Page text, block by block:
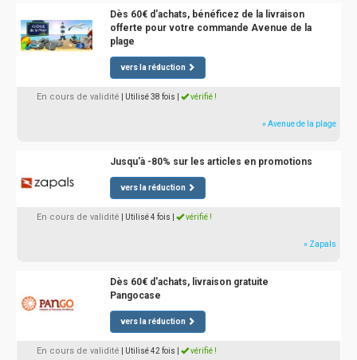
Dès 60€ d'achats, bénéficez de la livraison
offerte pour votre commande Avenue de la
plage
vers la réduction
En cours de validité | Utilisé 38 fois vérifié !
» Avenue de la plage
Jusqu'à -80% sur les articles en promotions
vers la réduction
En cours de validité | Utilisé 4 fois vérifié !
» Zapals
Dès 60€ d'achats, livraison gratuite
Pangocase
vers la réduction
En cours de validité | Utilisé 42 fois vérifié !